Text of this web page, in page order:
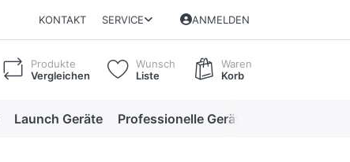
KONTAKT SERVICE ANMELDEN
Produkte
Vergleichen
Wunsch
Liste
Waren
Korb
Launch Geräte Professionelle Geräte